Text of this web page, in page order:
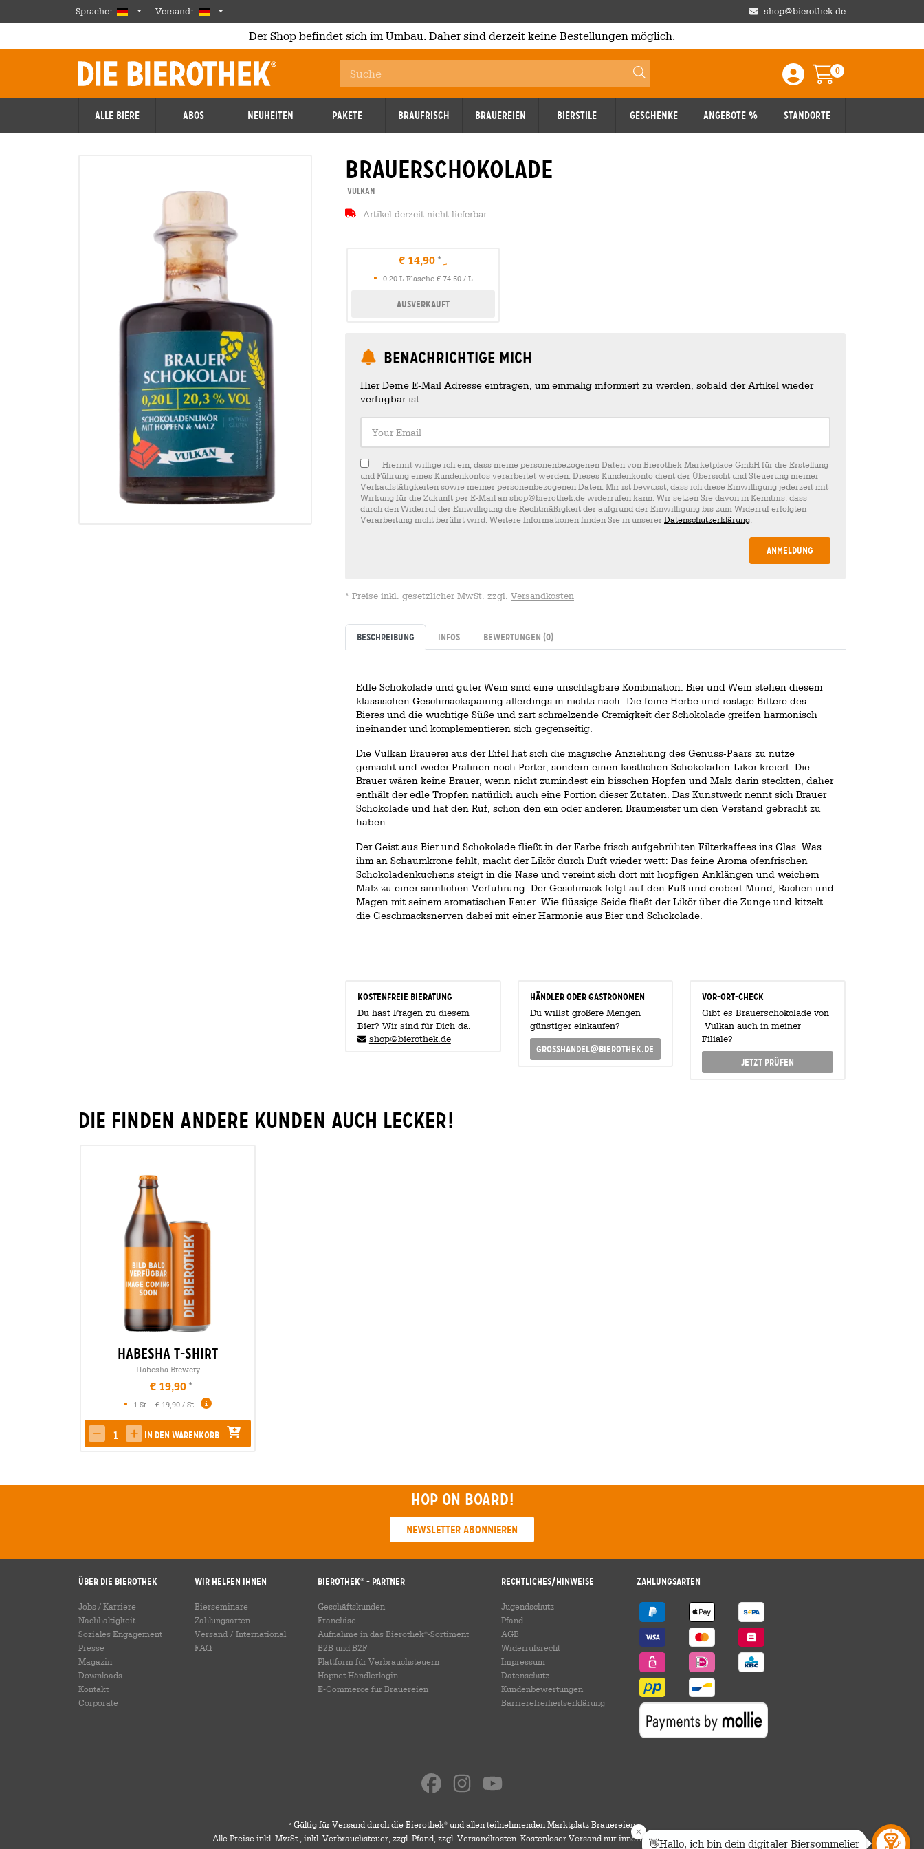
Skip to main contentSprache: GermanVersand: Deutschland shop@bierothek.de
Der Shop befindet sich im Umbau. Daher sind derzeit keine Bestellungen möglich.
Einloggen / Anmelden
Warenkorb
0
Alle Biere Abos Neuheiten Pakete Braufrisch Brauereien Bierstile Geschenke Angebote % Standorte
brauerschokolade
Vulkan
Artikel derzeit nicht lieferbar
€ 14,90
-
0,20 L Flasche € 74,50 / L
Ausverkauft
Benachrichtige mich
Hier Deine E-Mail Adresse eintragen, um einmalig informiert zu werden, sobald der Artikel wieder
verfügbar ist.
Hiermit willige ich ein, dass meine personenbezogenen Daten von Bierothek Marketplace GmbH für die Erstellung
und Führung eines Kundenkontos verarbeitet werden. Dieses Kundenkonto dient der Übersicht und Steuerung meiner
Verkaufstätigkeiten sowie meiner personenbezogenen Daten. Mir ist bewusst, dass ich diese Einwilligung jederzeit mit
Wirkung für die Zukunft per E-Mail an shop@bierothek.de widerrufen kann. Wir setzen Sie davon in Kenntnis, dass
durch den Widerruf der Einwilligung die Rechtmäßigkeit der aufgrund der Einwilligung bis zum Widerruf erfolgten
Verarbeitung nicht berührt wird. Weitere Informationen finden Sie in unserer Datenschutzerklärung.
Anmeldung
* Preise inkl. gesetzlicher MwSt. zzgl. Versandkosten
Beschreibung Infos Bewertungen (0)
Edle Schokolade und guter Wein sind eine unschlagbare Kombination. Bier und Wein stehen diesem
klassischen Geschmackspairing allerdings in nichts nach: Die feine Herbe und röstige Bittere des
Bieres und die wuchtige Süße und zart schmelzende Cremigkeit der Schokolade greifen harmonisch
ineinander und komplementieren sich gegenseitig.
Die Vulkan Brauerei aus der Eifel hat sich die magische Anziehung des Genuss-Paars zu nutze
gemacht und weder Pralinen noch Porter, sondern einen köstlichen Schokoladen-Likör kreiert. Die
Brauer wären keine Brauer, wenn nicht zumindest ein bisschen Hopfen und Malz darin steckten, daher
enthält der edle Tropfen natürlich auch eine Portion dieser Zutaten. Das Kunstwerk nennt sich Brauer
Schokolade und hat den Ruf, schon den ein oder anderen Braumeister um den Verstand gebracht zu
haben.
Der Geist aus Bier und Schokolade fließt in der Farbe frisch aufgebrühten Filterkaffees ins Glas. Was
ihm an Schaumkrone fehlt, macht der Likör durch Duft wieder wett: Das feine Aroma ofenfrischen
Schokoladenkuchens steigt in die Nase und vereint sich dort mit hopfigen Anklängen und weichem
Malz zu einer sinnlichen Verführung. Der Geschmack folgt auf den Fuß und erobert Mund, Rachen und
Magen mit seinem aromatischen Feuer. Wie flüssige Seide fließt der Likör über die Zunge und kitzelt
die Geschmacksnerven dabei mit einer Harmonie aus Bier und Schokolade.
KOSTENFREIE BIERATUNG
Du hast Fragen zu diesem
Bier? Wir sind für Dich da.
shop@bierothek.de
Händler oder Gastronomen
Du willst größere Mengen
günstiger einkaufen?
grosshandel@bierothek.de
Vor-Ort-Check
Gibt es Brauerschokolade von
Vulkan auch in meiner
Filiale?
Jetzt prüfen
Die finden andere Kunden auch lecker!
Habesha T-Shirt
Habesha Brewery
€ 19,90
-
1 St. - € 19,90 / St.
decrease quantity
increase quantity
In den Warenkorb
Hop on board!
Newsletter abonnieren
Über die Bierothek
Jobs / Karriere
Nachhaltigkeit
Soziales Engagement
Presse
Magazin
Downloads
Kontakt
Corporate
Wir helfen Ihnen
Bierseminare
Zahlungsarten
Versand / International
FAQ
Bierothek® - Partner
Geschäftskunden
Franchise
Aufnahme in das Bierothek®-Sortiment
B2B und B2F
Plattform für Verbrauchsteuern
Hopnet Händlerlogin
E-Commerce für Brauereien
Rechtliches/Hinweise
Jugendschutz
Pfand
AGB
Widerrufsrecht
Impressum
Datenschutz
Kundenbewertungen
Barrierefreiheitserklärung
Zahlungsarten
* Gültig für Versand durch die Bierothek® und allen teilnehmenden Marktplatz Brauereien
Alle Preise inkl. MwSt., inkl. Verbrauchsteuer, zzgl. Pfand, zzgl. Versandkosten. Kostenloser Versand nur innerhalb Deutschlands.